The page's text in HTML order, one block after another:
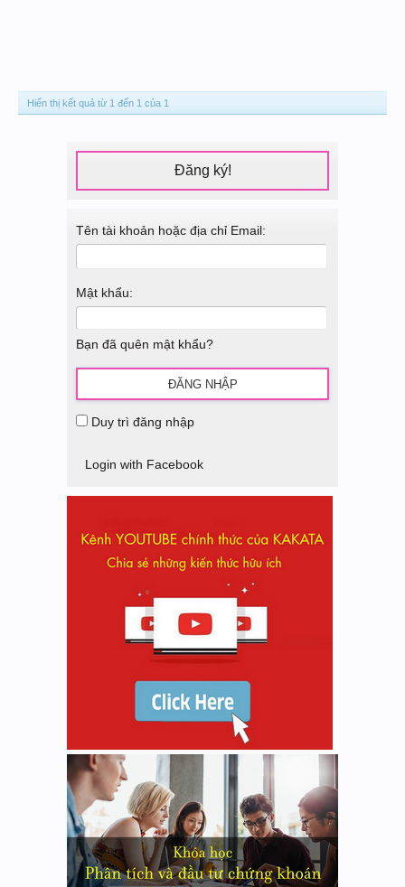
Hiển thị kết quả từ 1 đến 1 của 1
Đăng ký!
Tên tài khoản hoặc địa chỉ Email:
Mật khẩu:
Bạn đã quên mật khẩu?
Duy trì đăng nhập
Login with Facebook